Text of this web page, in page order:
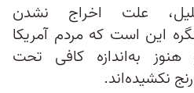
علت اخراج نشدن
این است که مردم آمریکا
به‌اندازه‌ کافی تحت
نکشیده‌اند.